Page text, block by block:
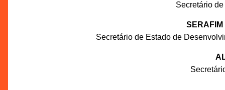
Secretário
Secretário de Estado de